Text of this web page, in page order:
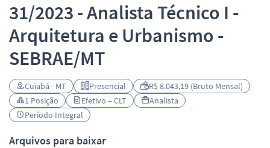
31/2023 - Analista Técnico I -
Arquitetura e Urbanismo -
SEBRAE/MT
Cuiabá - MT Presencial
R$ 8.043,19 (Bruto Mensal)
1 Posição
Efetivo – CLT
Analista
Período Integral
Arquivos para baixar